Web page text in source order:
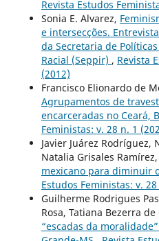
Revista Estudos
Sonia E. Alvarez,
e intersecções.
da Secretaria de
Racial (Seppir) , Revista
(2012)
Francisco Elionardo de
Agrupamentos de
encarceradas no Ceará,
Feministas: v. 28 n. 1
Javier Juárez Rodríguez,
Natalia Grisales Ramírez,
mexicano para diminuir
Estudos Feministas: v.
Guilherme Rodrigues
Rosa, Tatiana Bezerra
“escadas da